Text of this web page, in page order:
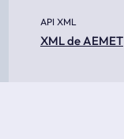
API XML
XML de AEMET